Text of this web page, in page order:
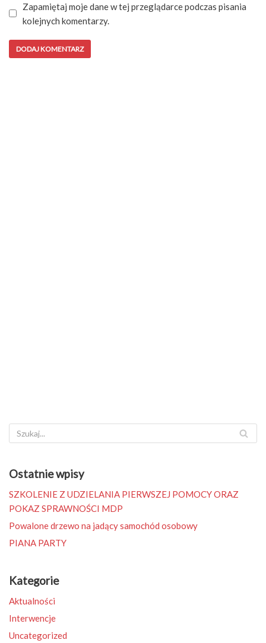
Zapamiętaj moje dane w tej przeglądarce podczas pisania
kolejnych komentarzy.
Ostatnie wpisy
SZKOLENIE Z UDZIELANIA PIERWSZEJ POMOCY ORAZ
POKAZ SPRAWNOŚCI MDP
Powalone drzewo na jadący samochód osobowy
PIANA PARTY
Kategorie
Aktualności
Interwencje
Uncategorized